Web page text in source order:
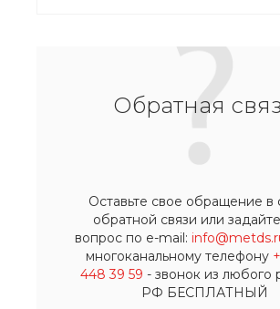
Обратная
Оставьте свое обращение в
обратной связи или
вопрос по e-mail:
многоканальному телефону
448 39 59 - звонок из любого
РФ БЕСПЛАТНЫЙ